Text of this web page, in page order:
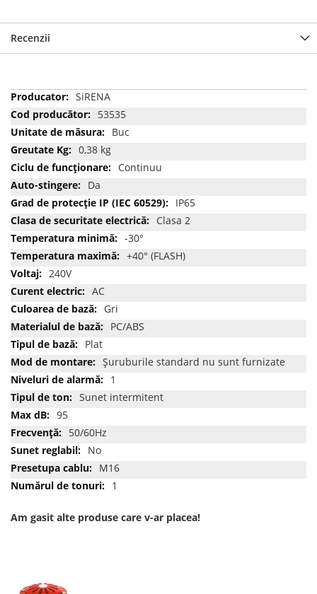
Recenzii
Mai
multe
informatii
SiRENA
53535
Buc
0,38 kg
Continuu
Da
IP65
Clasa 2
-30°
+40° (FLASH)
240V
AC
Gri
PC/ABS
Plat
Șuruburile standard nu sunt furnizate
1
Sunet intermitent
95
50/60Hz
No
M16
1
Am gasit alte produse care v-ar placea!